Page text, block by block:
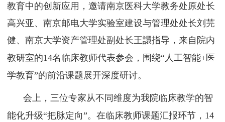
教育中的创新应用，邀请南京医科大学教务处原处长
高兴亚、南京邮电大学实验室建设与管理处处长刘芫
健、南京大学资产管理处副处长王譞指导，来自院内
教研室的14名临床教师代表参会，围绕“人工智能+医
学教育”的前沿课题展开深度研讨。
会上，三位专家从不同维度为我院临床教学的智
能化升级“把脉定向”。在临床教师课题汇报环节，14